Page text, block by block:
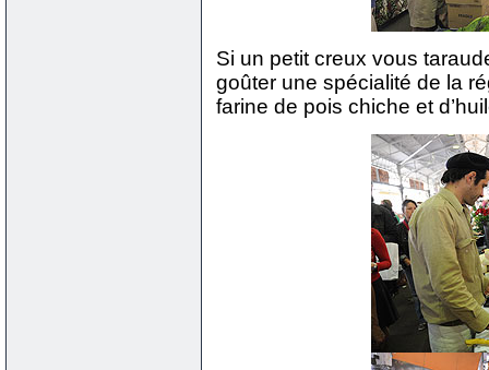
Si un petit creux vous
goûter une spécialité de la
farine de pois chiche et